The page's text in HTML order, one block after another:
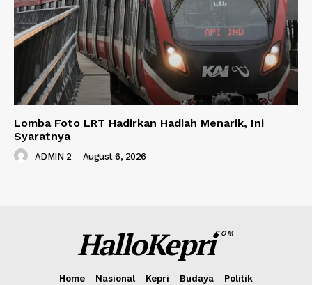
Lomba Foto LRT Hadirkan Hadiah Menarik, Ini
Syaratnya
ADMIN 2 - August 6, 2026
HalloKepriCOM
Home Nasional Kepri Budaya Politik